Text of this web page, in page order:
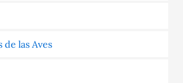
de las Aves